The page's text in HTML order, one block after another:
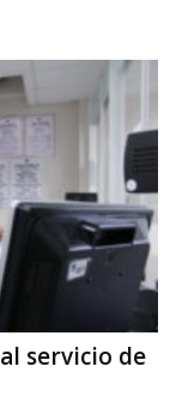
servicio de